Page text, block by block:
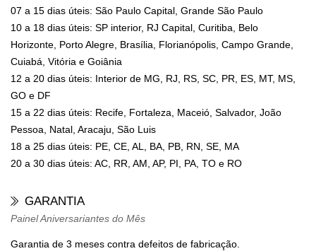
07 a 15 dias úteis: São Paulo Capital, Grande São Paulo
10 a 18 dias úteis: SP interior, RJ Capital, Curitiba, Belo
Horizonte, Porto Alegre, Brasília, Florianópolis, Campo Grande,
Cuiabá, Vitória e Goiânia
12 a 20 dias úteis: Interior de MG, RJ, RS, SC, PR, ES, MT, MS,
GO e DF
15 a 22 dias úteis: Recife, Fortaleza, Maceió, Salvador, João
Pessoa, Natal, Aracaju, São Luis
18 a 25 dias úteis: PE, CE, AL, BA, PB, RN, SE, MA
20 a 30 dias úteis: AC, RR, AM, AP, PI, PA, TO e RO
GARANTIA
Painel Aniversariantes do Mês
Garantia de 3 meses contra defeitos de fabricação.